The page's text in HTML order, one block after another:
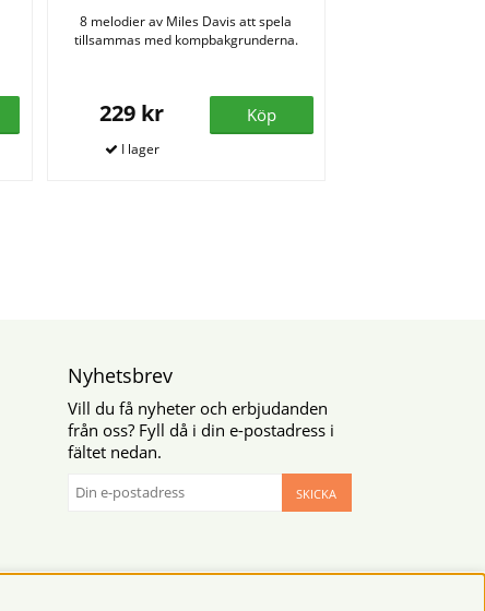
8 melodier av Miles Davis att spela
tillsammas med kompbakgrunderna.
229 kr Köp
Nyhetsbrev
Vill du få nyheter och erbjudanden
från oss? Fyll då i din e-postadress i
fältet nedan.
SKICKA